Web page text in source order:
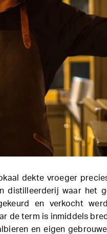
dekte vroeger
distilleerderij waar het
en verkocht
de term is inmiddels
en eigen